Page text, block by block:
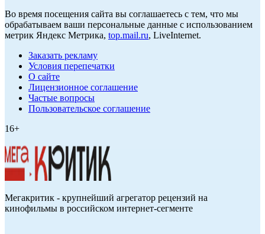
Во время посещения сайта вы соглашаетесь с тем, что мы
обрабатываем ваши персональные данные с использованием
метрик Яндекс Метрика, top.mail.ru, LiveInternet.
Заказать рекламу
Условия перепечатки
О сайте
Лицензионное соглашение
Частые вопросы
Пользовательское соглашение
16+
Мегакритик - крупнейший агрегатор рецензий на
кинофильмы в российском интернет-сегменте